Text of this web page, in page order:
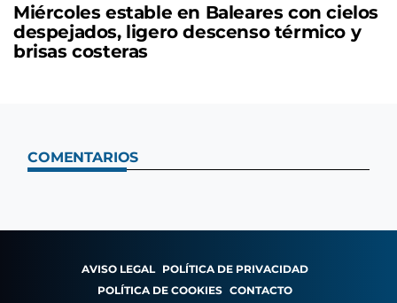
Miércoles estable en Baleares con cielos
despejados, ligero descenso térmico y
brisas costeras
COMENTARIOS
AVISO LEGAL POLÍTICA DE PRIVACIDAD
POLÍTICA DE COOKIES CONTACTO